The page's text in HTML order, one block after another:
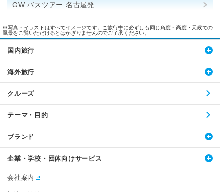
GW バスツアー 名古屋発
※写真・イラストはすべてイメージです。ご旅行中に必ずしも同じ角度・高度・天候での
風景をご覧いただけるとはかぎりませんのでご了承ください。
国内旅行
海外旅行
クルーズ
テーマ・目的
ブランド
企業・学校・団体向けサービス
会社案内